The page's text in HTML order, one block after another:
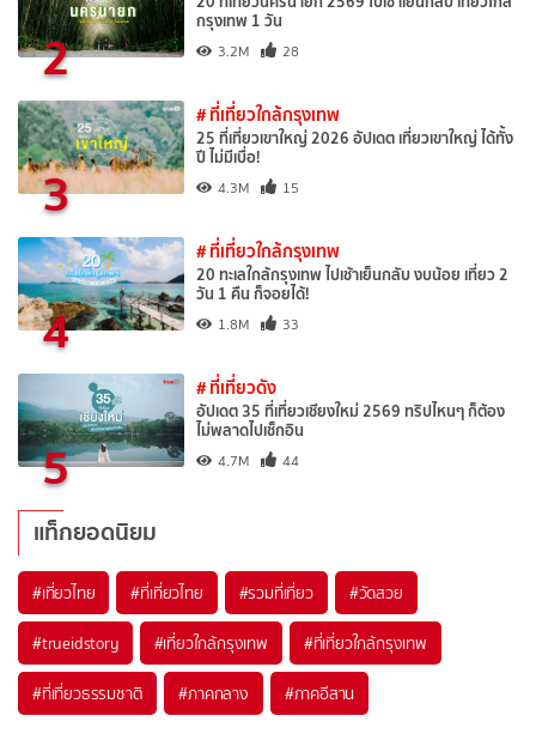
2 กรุงเทพ 1 วัน
3.2M 28
3
# ที่เที่ยวใกล้กรุงเทพ
25 ที่เที่ยวเขาใหญ่ 2026 อัปเดต เที่ยวเขาใหญ่ ได้ทั้ง
ปี ไม่มีเบื่อ!
4.3M 15
4
# ที่เที่ยวใกล้กรุงเทพ
20 ทะเลใกล้กรุงเทพ ไปเช้าเย็นกลับ งบน้อย เที่ยว 2
วัน 1 คืน ก็จอยได้!
1.8M 33
5
# ที่เที่ยวดัง
อัปเดต 35 ที่เที่ยวเชียงใหม่ 2569 ทริปไหนๆ ก็ต้อง
ไม่พลาดไปเช็กอิน
4.7M 44
แท็กยอดนิยม
#เที่ยวไทย #ที่เที่ยวไทย #รวมที่เที่ยว #วัดสวย
#trueidstory #เที่ยวใกล้กรุงเทพ #ที่เที่ยวใกล้กรุงเทพ
#ที่เที่ยวธรรมชาติ #ภาคกลาง #ภาคอีสาน